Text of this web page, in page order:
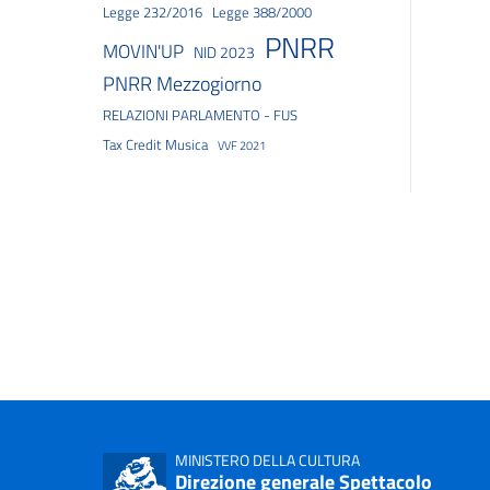
Legge 232/2016 Legge 388/2000
MOVIN'UP NID 2023 PNRR
PNRR Mezzogiorno
RELAZIONI PARLAMENTO - FUS
Tax Credit Musica VVF 2021
MINISTERO DELLA CULTURA
Direzione generale Spettacolo